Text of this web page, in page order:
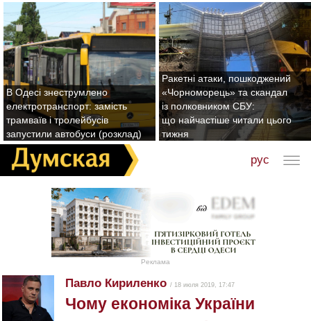
В Одесі знеструмлено
електротранспорт: замість
трамваїв і тролейбусів
запустили автобуси (розклад)
Ракетні атаки, пошкоджений
«Чорноморець» та скандал
із полковником СБУ:
що найчастіше читали цього
тижня
рус
Реклама
Павло Кириленко / 18 июля 2019, 17:47
Чому економіка України